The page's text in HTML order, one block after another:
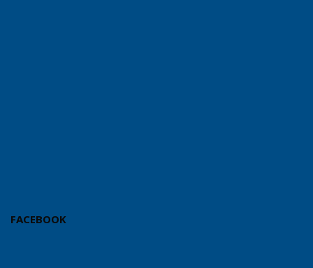
FACEBOOK